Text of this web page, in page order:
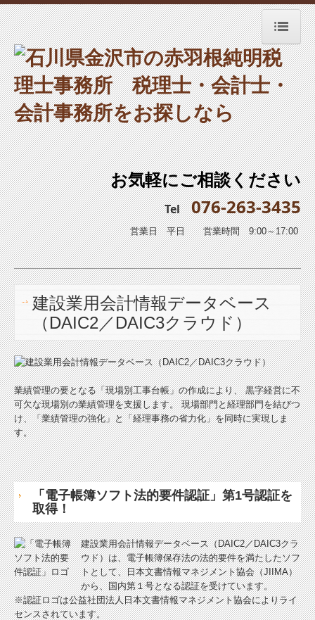
トップページ
お知らせ
事務所紹介
経営理念
交通案内
業務案内
経営者お役立ち情報
補助金・助成金・融資情報
経営者オススメ情報
Q&A経営相談
税務Q&A
税務カレンダー
TKCシステムQ&A
TKCシステムのご紹介
セミナー案内
経営革新等支援機関とは
関与先向け融資商品ご紹介
リンク集
お問合せ
お気軽にご相談ください
Tel076-263-3435
営業日 平日 営業時間 9:00～17:00
建設業用会計情報データベース
（DAIC2／DAIC3クラウド）
業績管理の要となる「現場別工事台帳」の作成により、 黒字経営に不
可欠な現場別の業績管理を支援します。 現場部門と経理部門を結びつ
け、「業績管理の強化」と「経理事務の省力化」を同時に実現しま
す。
「電子帳簿ソフト法的要件認証」第1号認証を
取得！
建設業用会計情報データベース（DAIC2／DAIC3クラ
ウド）は、電子帳簿保存法の法的要件を満たしたソフ
トとして、日本文書情報マネジメント協会（JIIMA）
から、国内第１号となる認証を受けています。
※認証ロゴは公益社団法人日本文書情報マネジメント協会によりライ
センスされています。